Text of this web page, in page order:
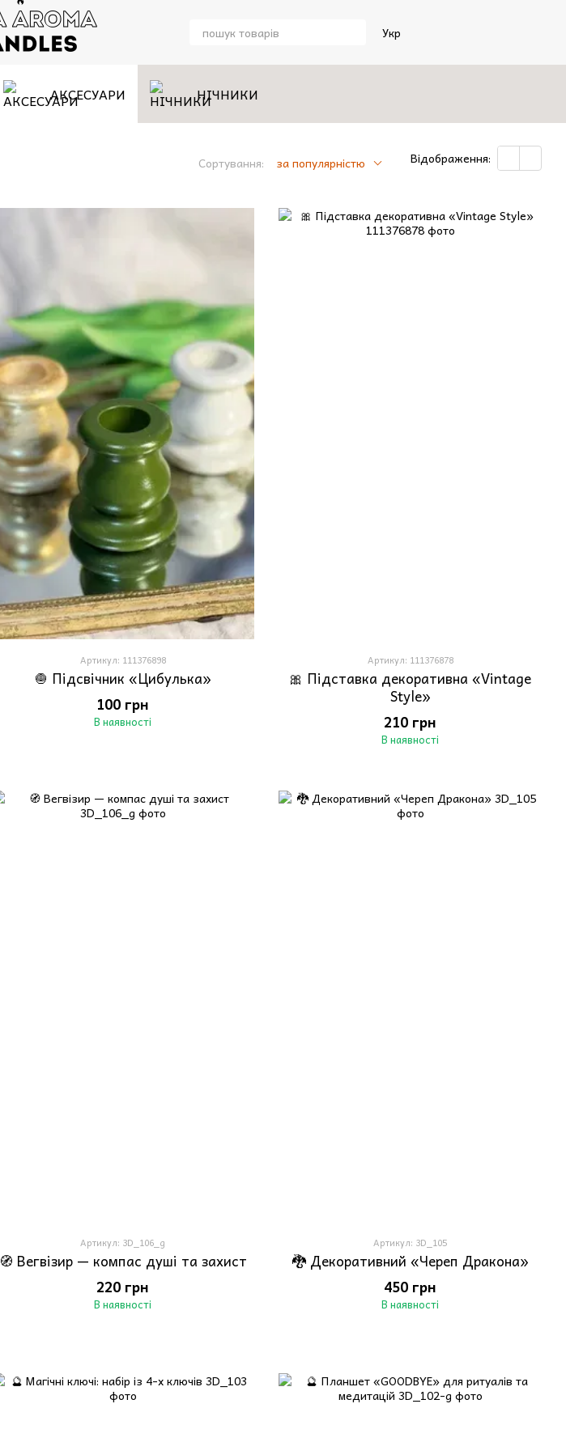
Укр
АКСЕСУАРИ НІЧНИКИ
Сортування: за популярністю Відображення:
Артикул: 111376898
🧅 Підсвічник «Цибулька»
100 грн
В наявності
Артикул: 111376878
🎀 Підставка декоративна «Vintage
Style»
210 грн
В наявності
Артикул: 3D_106_g
🧭 Вегвізир — компас душі та захист
220 грн
В наявності
Артикул: 3D_105
🐉 Декоративний «Череп Дракона»
450 грн
В наявності